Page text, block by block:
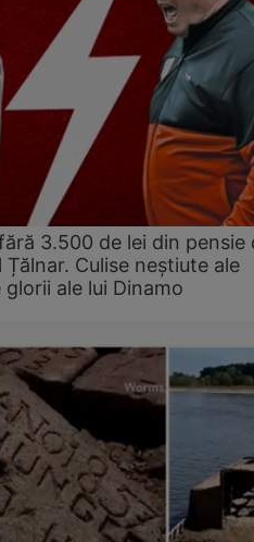
3.500 de lei din pensie
Culise neștiute ale
ale lui Dinamo